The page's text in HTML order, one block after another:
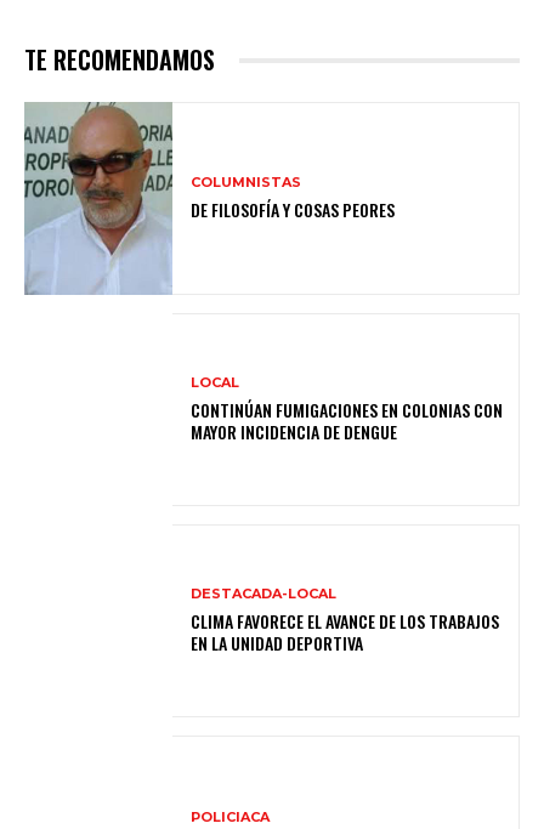
TE RECOMENDAMOS
COLUMNISTAS
DE FILOSOFÍA Y COSAS PEORES
LOCAL
CONTINÚAN FUMIGACIONES EN COLONIAS CON
MAYOR INCIDENCIA DE DENGUE
DESTACADA-LOCAL
CLIMA FAVORECE EL AVANCE DE LOS TRABAJOS
EN LA UNIDAD DEPORTIVA
POLICIACA